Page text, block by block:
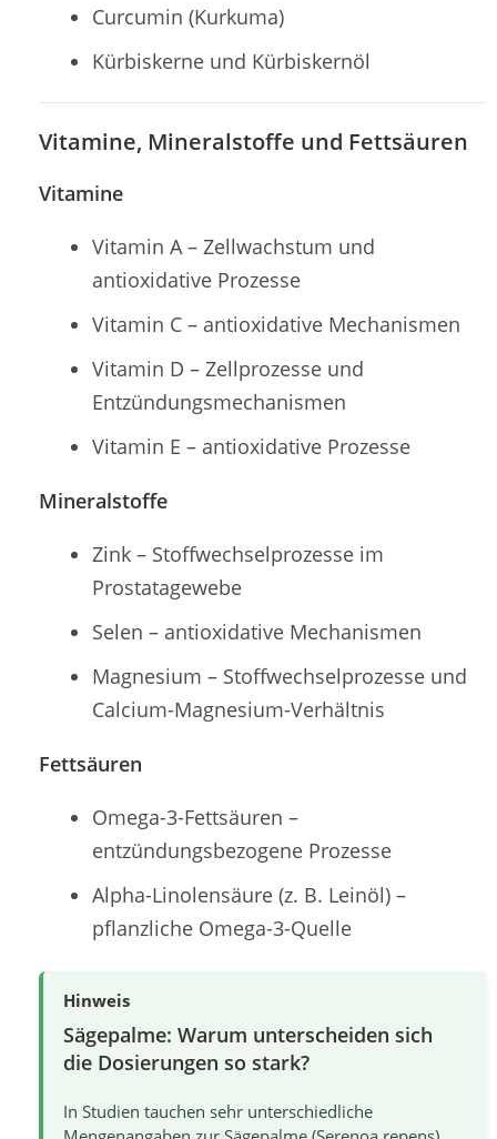
Curcumin (Kurkuma)
Kürbiskerne und Kürbiskernöl
Vitamine, Mineralstoffe und Fettsäuren
Vitamine
Vitamin A – Zellwachstum und
antioxidative Prozesse
Vitamin C – antioxidative Mechanismen
Vitamin D – Zellprozesse und
Entzündungsmechanismen
Vitamin E – antioxidative Prozesse
Mineralstoffe
Zink – Stoffwechselprozesse im
Prostatagewebe
Selen – antioxidative Mechanismen
Magnesium – Stoffwechselprozesse und
Calcium-Magnesium-Verhältnis
Fettsäuren
Omega-3-Fettsäuren –
entzündungsbezogene Prozesse
Alpha-Linolensäure (z. B. Leinöl) –
pflanzliche Omega-3-Quelle
Hinweis
Sägepalme: Warum unterscheiden sich
die Dosierungen so stark?
In Studien tauchen sehr unterschiedliche